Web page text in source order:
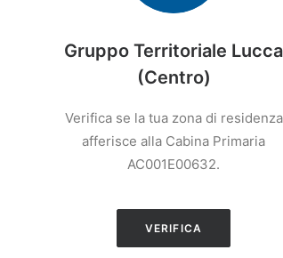
Gruppo Territoriale Lucca
(Centro)
Verifica se la tua zona di residenza
afferisce alla Cabina Primaria
AC001E00632.
VERIFICA